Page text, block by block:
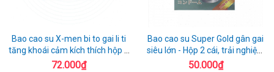
Bao cao su X-men bi to gai li ti
tăng khoái cảm kích thích hộp 1
cái
72.000₫
Bao cao su Super Gold gân gai
siêu lớn - Hộp 2 cái, trải nghiệm
mới lạ
50.000₫